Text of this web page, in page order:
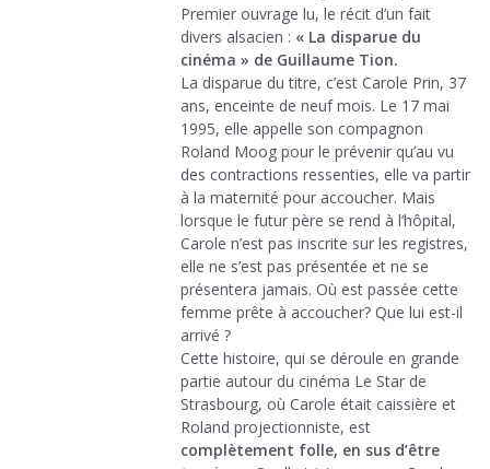
Premier ouvrage lu, le récit d’un fait
divers alsacien : « La disparue du
cinéma » de Guillaume Tion.
La disparue du titre, c’est Carole Prin, 37
ans, enceinte de neuf mois. Le 17 mai
1995, elle appelle son compagnon
Roland Moog pour le prévenir qu’au vu
des contractions ressenties, elle va partir
à la maternité pour accoucher. Mais
lorsque le futur père se rend à l’hôpital,
Carole n’est pas inscrite sur les registres,
elle ne s’est pas présentée et ne se
présentera jamais. Où est passée cette
femme prête à accoucher? Que lui est-il
arrivé ?
Cette histoire, qui se déroule en grande
partie autour du cinéma Le Star de
Strasbourg, où Carole était caissière et
Roland projectionniste, est
complètement folle, en sus d’être